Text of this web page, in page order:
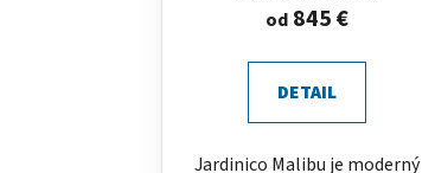
od845 €
DETAIL
Jardinico Malibu je moderný